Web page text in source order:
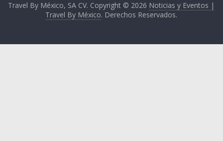
Travel By México, SA CV. Copyright © 2026 Noticias y Eventos |
Travel By México. Derechos Reservados.